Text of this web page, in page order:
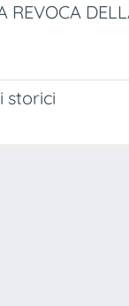
storici